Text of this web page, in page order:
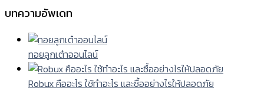
บทความอัพเดท
ทอยลูกเต๋าออนไลน์
Robux คืออะไร ใช้ทำอะไร และซื้ออย่างไรให้ปลอดภัย